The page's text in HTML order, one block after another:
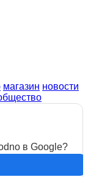
магазин новости
в Google?